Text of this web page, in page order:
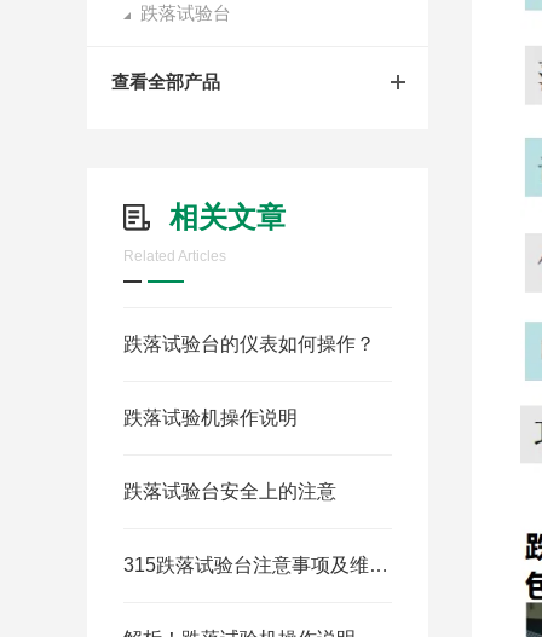
跌落试验台
查看全部产品
相关文章
Related Articles
跌落试验台的仪表如何操作？
跌落试验机操作说明
跌落试验台安全上的注意
315跌落试验台注意事项及维修保养